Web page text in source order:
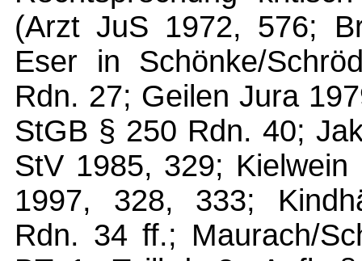
(Arzt JuS 1972, 576;
Eser in Schönke/
Rdn. 27; Geilen Jura
StGB § 250 Rdn. 40;
StV 1985, 329;
1997, 328, 333;
Rdn. 34 ff.; Maurach/